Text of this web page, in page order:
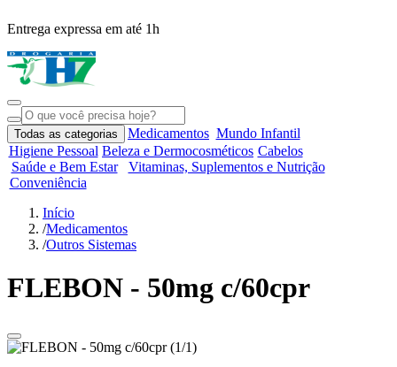
Entrega expressa em até 1h
Todas as categorias Medicamentos Mundo Infantil
Higiene Pessoal Beleza e Dermocosméticos Cabelos
Saúde e Bem Estar
Vitaminas, Suplementos e Nutrição
Conveniência
Início
/Medicamentos
/Outros Sistemas
FLEBON - 50mg c/60cpr